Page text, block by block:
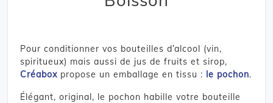
Pour conditionner vos bouteilles d’alcool (vin,
spiritueux) mais aussi de jus de fruits et sirop,
Créabox propose un emballage en tissu : le pochon.
Élégant, original, le pochon habille votre bouteille